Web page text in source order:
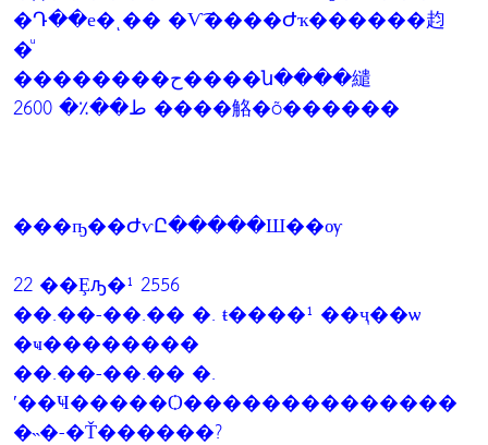
�Դ��е�ͺ�� �Ѵ͡����Ժҡ������赹
�ͧ
��������ح����ն����繾
ط��٪� 2600 ����觡�õ������
���ҧ��ԺѵԸ�����Ш��ѹ
22 ��Ȩԡ�¹ 2556
��.��-��.�� �. ŧ����¹ ��ҷ��ѡ
�ҹ��������
��.��-��.�� �.
ʹ��Ҹ�����Ѻ��������������
�˵�-�Ť������?